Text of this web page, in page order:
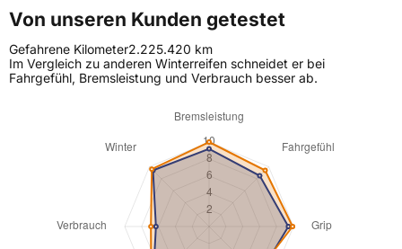
Von unseren Kunden getestet
Gefahrene Kilometer2.225.420 km
Im Vergleich zu anderen Winterreifen schneidet er bei
Fahrgefühl, Bremsleistung und Verbrauch besser ab.